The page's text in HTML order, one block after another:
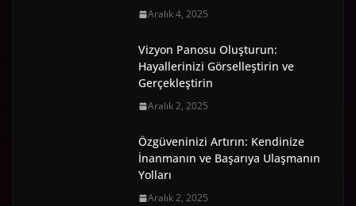
Aralık 4, 2025
Vizyon Panosu Oluşturun:
Hayallerinizi Görselleştirin ve
Gerçekleştirin
Aralık 2, 2025
Özgüveninizi Artırın: Kendinize
İnanmanın ve Başarıya Ulaşmanın
Yolları
Aralık 2, 2025